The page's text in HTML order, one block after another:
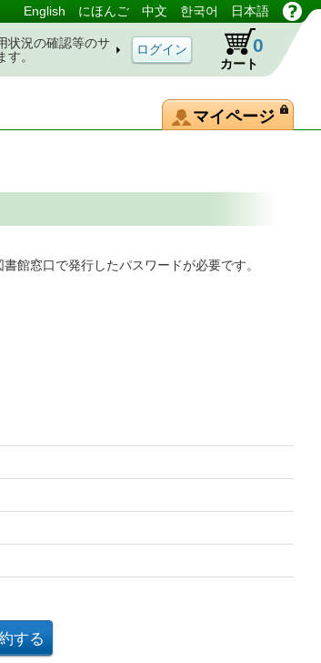
English にほんご 中文 한국어 日本語
状況の確認等のサ
す。
カート
0
マイページ
館窓口で発行したパスワードが必要です。